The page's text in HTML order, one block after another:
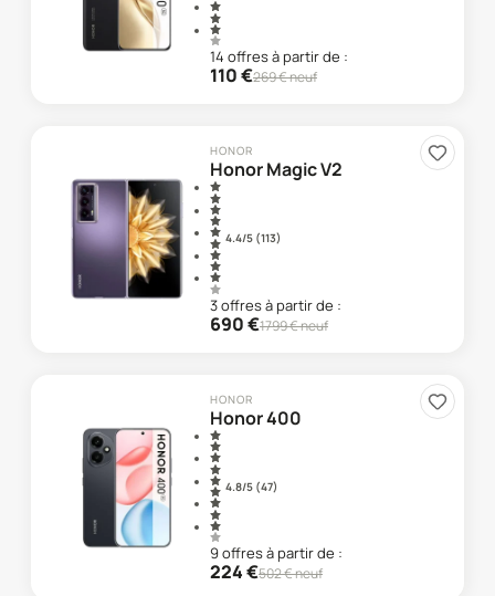
14 offresà partir de :
110€269€ neuf
HONOR
Honor Magic V2
4.4/5 (113)
3offresà partir de :
690€1799€ neuf
HONOR
Honor 400
4.8/5 (47)
9offresà partir de :
224€502€ neuf